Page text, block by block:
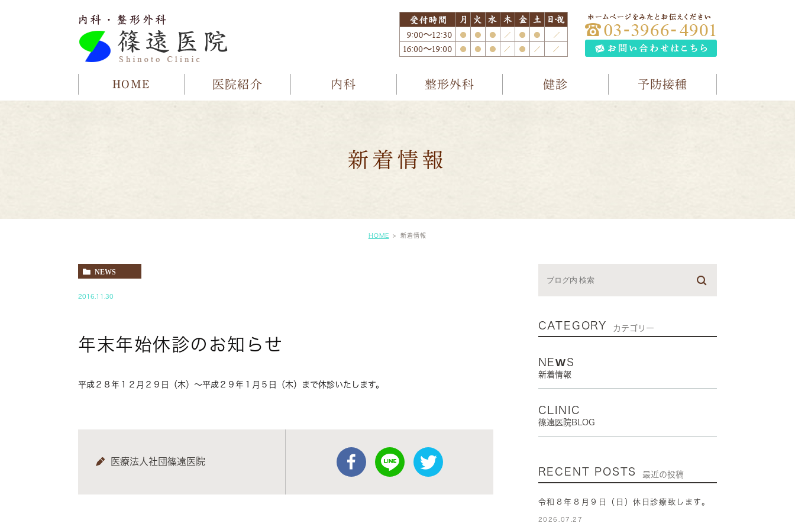
HOME 医院紹介 内科 整形外科 健診 予防接種
新着情報
HOME 新着情報
NEWS
2016.11.30
年末年始休診のお知らせ
平成２８年１２月２９日（木）〜平成２９年１月５日（木）まで休診いたします。
医療法人社団篠遠医院
CATEGORY カテゴリー
NEWS
新着情報
CLINIC
篠遠医院BLOG
RECENT POSTS 最近の投稿
令和８年８月９日（日）休日診療致します。
2026.07.27